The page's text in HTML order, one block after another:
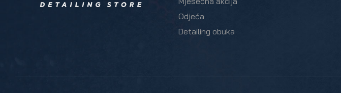
Odjeća
Detailing obuka